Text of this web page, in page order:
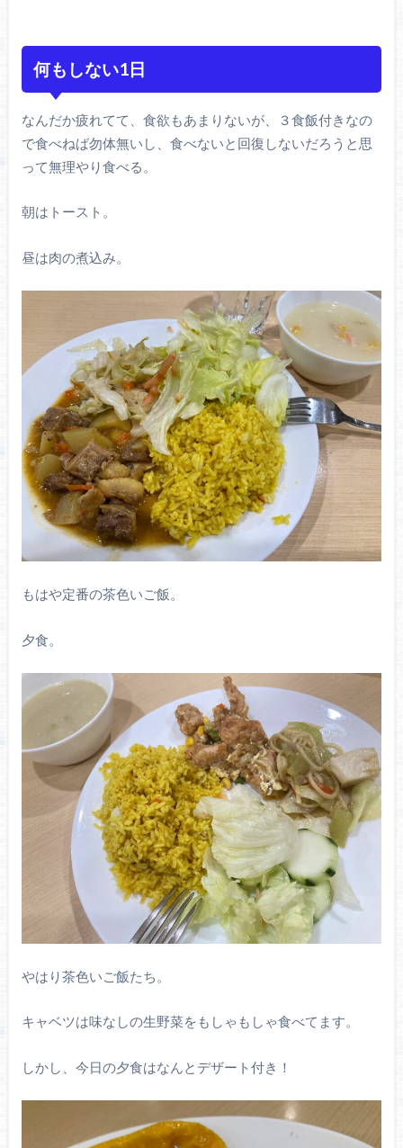
何もしない1日
なんだか疲れてて、食欲もあまりないが、３食飯付きなの
で食べねば勿体無いし、食べないと回復しないだろうと思
って無理やり食べる。
朝はトースト。
昼は肉の煮込み。
もはや定番の茶色いご飯。
夕食。
やはり茶色いご飯たち。
キャベツは味なしの生野菜をもしゃもしゃ食べてます。
しかし、今日の夕食はなんとデザート付き！